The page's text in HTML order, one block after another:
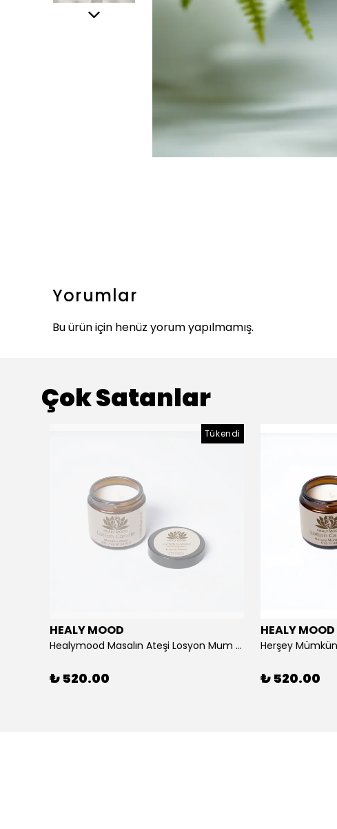
Yorumlar
Bu ürün için henüz yorum yapılmamış.
Çok Satanlar
Tükendi
HEALY MOOD
Healymood Masalın Ateşi Losyon Mum 30 ml
₺ 520.00
HEALY MOOD
Herşey
₺ 520.00